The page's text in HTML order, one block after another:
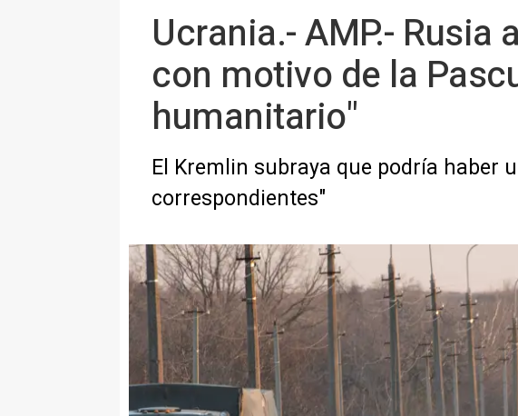
Ucrania.- AMP.-
con motivo de la
humanitario"
El Kremlin subraya que podría haber
correspondientes"